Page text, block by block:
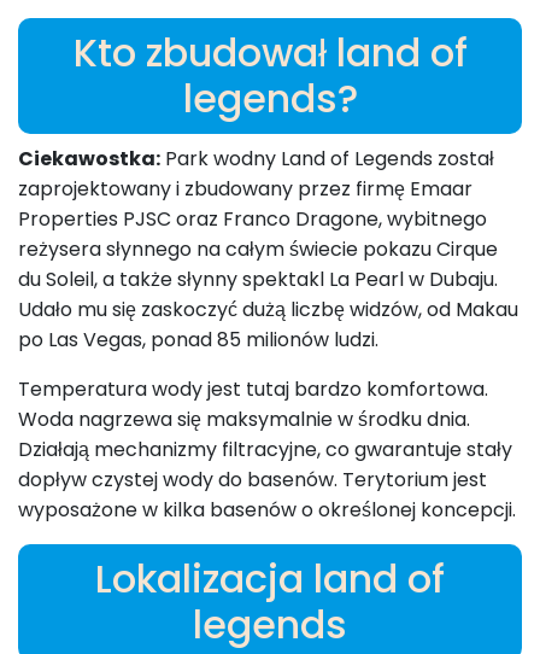
Kto zbudował land of
legends?
Ciekawostka: Park wodny Land of Legends został
zaprojektowany i zbudowany przez firmę Emaar
Properties PJSC oraz Franco Dragone, wybitnego
reżysera słynnego na całym świecie pokazu Cirque
du Soleil, a także słynny spektakl La Pearl w Dubaju.
Udało mu się zaskoczyć dużą liczbę widzów, od Makau
po Las Vegas, ponad 85 milionów ludzi.
Temperatura wody jest tutaj bardzo komfortowa.
Woda nagrzewa się maksymalnie w środku dnia.
Działają mechanizmy filtracyjne, co gwarantuje stały
dopływ czystej wody do basenów. Terytorium jest
wyposażone w kilka basenów o określonej koncepcji.
Lokalizacja land of
legends